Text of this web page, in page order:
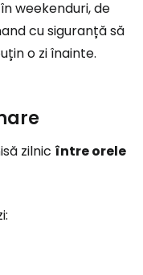
weekenduri, de
cu siguranță să
o zi înainte.
zilnic între orele